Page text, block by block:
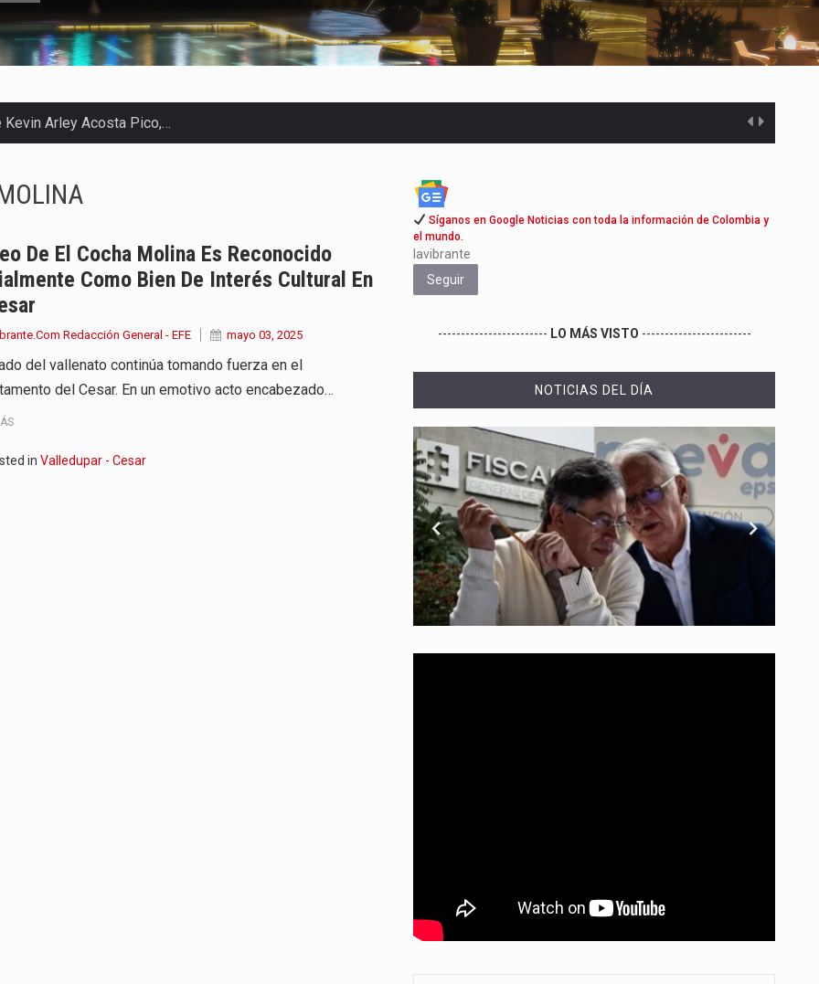
Arley Acosta Pico,…
las protagonistas durante la…
el próximo 16 de…
el equipo de…
marcha un amplio plan…
con condiciones de…
en MT4 es…
como una de las grandes figuras…
De El Cocha Molina Es Reconocido
Como Bien De Interés Cultural En
Redacción General - EFE mayo 03, 2025
del vallenato continúa tomando fuerza en el
del Cesar. En un emotivo acto encabezado…
in Valledupar - Cesar
Síganos en Google Noticias con toda la información de Colombia y
el mundo.
lavibrante
Seguir
------------------------ LO MÁS VISTO ------------------------
NOTICIAS DEL DÍA